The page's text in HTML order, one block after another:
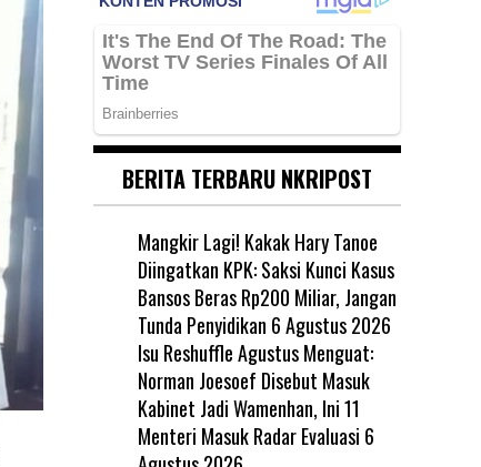
BERITA TERBARU NKRIPOST
Mangkir Lagi! Kakak Hary Tanoe
Diingatkan KPK: Saksi Kunci Kasus
Bansos Beras Rp200 Miliar, Jangan
Tunda Penyidikan 6 Agustus 2026
Isu Reshuffle Agustus Menguat:
Norman Joesoef Disebut Masuk
Kabinet Jadi Wamenhan, Ini 11
Menteri Masuk Radar Evaluasi 6